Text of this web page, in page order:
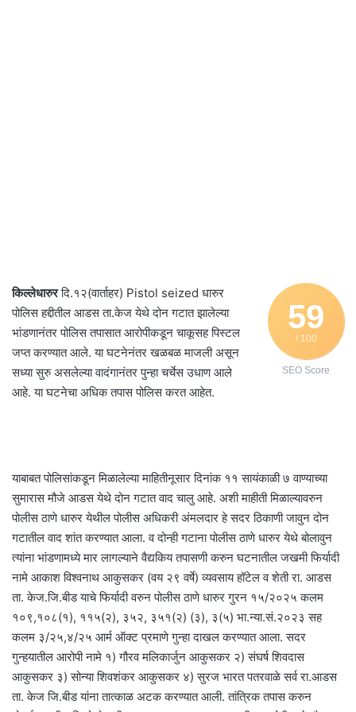
59
/ 100
SEO Score
किल्लेधारुरदि.१२(वार्ताहर) Pistol seized धारुर
पोलिस हद्दीतील आडस ता.केज येथे दोन गटात झालेल्या
भांडणानंतर पोलिस तपासात आरोपीकडून चाकूसह पिस्टल
जप्त करण्यात आले. या घटनेनंतर खळबळ माजली असून
सध्या सुरु असलेल्या वादंगानंतर पुन्हा चर्चेस उधाण आले
आहे. या घटनेचा अधिक तपास पोलिस करत आहेत.
याबाबत पोलिसांकडून मिळालेल्या माहितीनूसार दिनांक ११ सायंकाळी ७ वाण्याच्या
सुमारास मौजे आडस येथे दोन गटात वाद चालु आहे. अशी माहीती मिळाल्यावरुन
पोलीस ठाणे धारुर येथील पोलीस अधिकरी अंमलदार हे सदर ठिकाणी जावुन दोन
गटातील वाद शांत करण्यात आला. व दोन्ही गटाना पोलीस ठाणे धारुर येथे बोलावुन
त्यांना भांडणामध्ये मार लागल्याने वैद्यकिय तपासणी करुन घटनातील जखमी फिर्यादी
नामे आकाश विश्वनाथ आकुसकर (वय २९ वर्षे) व्यवसाय हॉटेल व शेती रा. आडस
ता. केज.जि.बीड याचे फिर्यादी वरुन पोलीस ठाणे धारुर गुरन १५/२०२५ कलम
१०९,१०८(१), ११५(२), ३५२, ३५१(२) (३), ३(५) भा.न्या.सं.२०२३ सह
कलम ३/२५,४/२५ आर्म ऑक्ट प्रमाणे गुन्हा दाखल करण्यात आला. सदर
गुन्हयातील आरोपी नामे १) गौरव मलिकार्जुन आकुसकर २) संघर्ष शिवदास
आकुसकर ३) सोन्या शिवशंकर आकुसकर ४) सुरज भारत पतरवाळे सर्व रा.आडस
ता. केज जि.बीड यांना तात्काळ अटक करण्यात आली. तांत्रिक तपास करुन